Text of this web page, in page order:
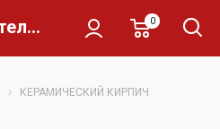
Магазин строительных материалов Склад Кирпича 0
КЕРАМИЧЕСКИЙ КИРПИЧ